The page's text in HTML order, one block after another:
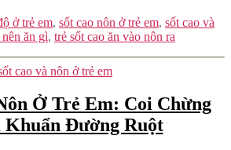
ở trẻ em, sốt cao nôn ở trẻ em, sốt cao và
nên ăn gì, trẻ sốt cao ăn vào nôn ra
Categories
cao và nôn ở trẻ em
Ở Trẻ Em: Coi Chừng
Khuẩn Đường Ruột